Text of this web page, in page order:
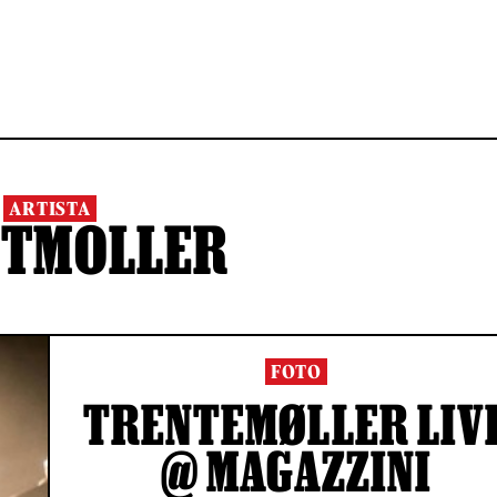
ARTISTA
FOTO
TRENTEMØLLER
@ MAGAZZINI